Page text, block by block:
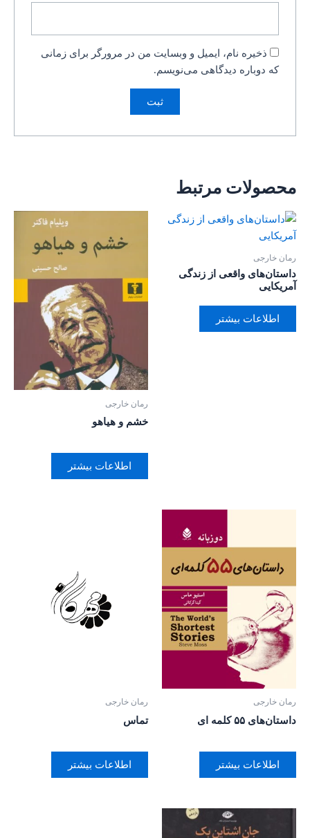
ذخیره نام، ایمیل و وبسایت من در مرورگر برای زمانی
که دوباره دیدگاهی می‌نویسم.
محصولات مرتبط
رمان خارجی
داستان‌های واقعی از زندگی
آمریکایی
اطلاعات بیشتر
رمان خارجی
خشم و هیاهو
اطلاعات بیشتر
رمان خارجی
داستان‌های ۵۵ کلمه ای
اطلاعات بیشتر
رمان خارجی
تماس
اطلاعات بیشتر